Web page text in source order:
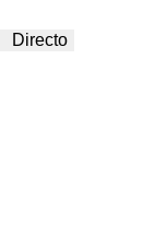
Directo